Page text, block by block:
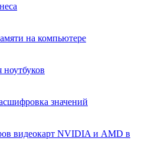
на компьютере
ноутбуков
значений
видеокарт NVIDIA и AMD в